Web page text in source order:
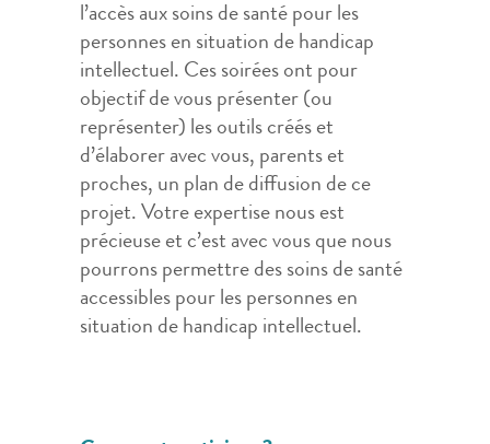
l’accès aux soins de santé pour les
personnes en situation de handicap
intellectuel. Ces soirées ont pour
objectif de vous présenter (ou
représenter) les outils créés et
d’élaborer avec vous, parents et
proches, un plan de diffusion de ce
projet. Votre expertise nous est
précieuse et c’est avec vous que nous
pourrons permettre des soins de santé
accessibles pour les personnes en
situation de handicap intellectuel.